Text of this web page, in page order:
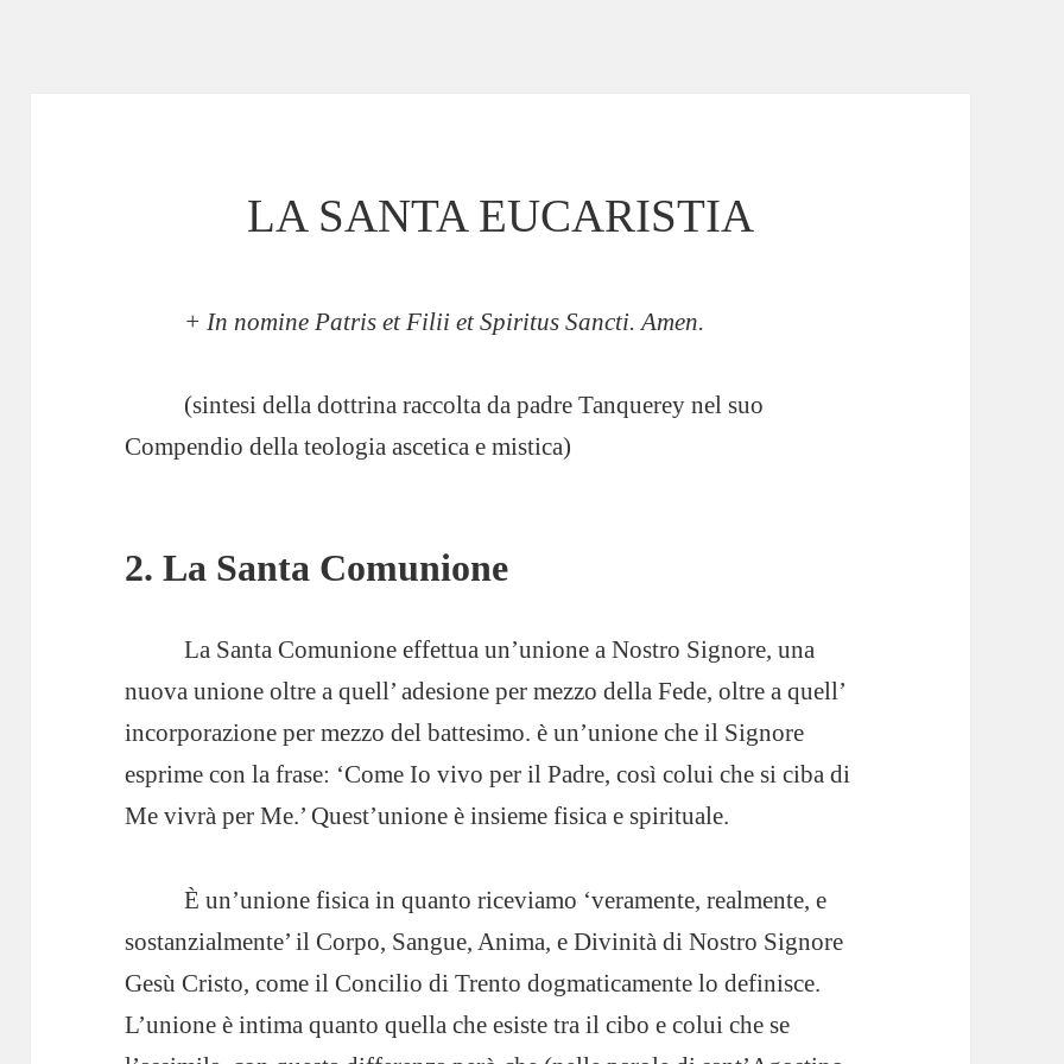
LA SANTA EUCARISTIA
+ In nomine Patris et Filii et Spiritus Sancti. Amen.
(sintesi della dottrina raccolta da padre Tanquerey nel suo
Compendio della teologia ascetica e mistica)
2. La Santa Comunione
La Santa Comunione effettua un’unione a Nostro Signore, una
nuova unione oltre a quell’ adesione per mezzo della Fede, oltre a quell’
incorporazione per mezzo del battesimo. è un’unione che il Signore
esprime con la frase: ‘Come Io vivo per il Padre, così colui che si ciba di
Me vivrà per Me.’ Quest’unione è insieme fisica e spirituale.
È un’unione fisica in quanto riceviamo ‘veramente, realmente, e
sostanzialmente’ il Corpo, Sangue, Anima, e Divinità di Nostro Signore
Gesù Cristo, come il Concilio di Trento dogmaticamente lo definisce.
L’unione è intima quanto quella che esiste tra il cibo e colui che se